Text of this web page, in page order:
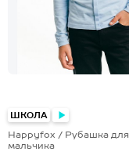
ШКОЛА
Happyfox / Рубашка для
мальчика